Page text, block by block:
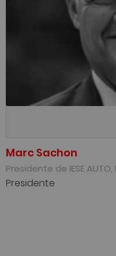
Marc Sachon
Presidente de IESE AUTO,
Presidente